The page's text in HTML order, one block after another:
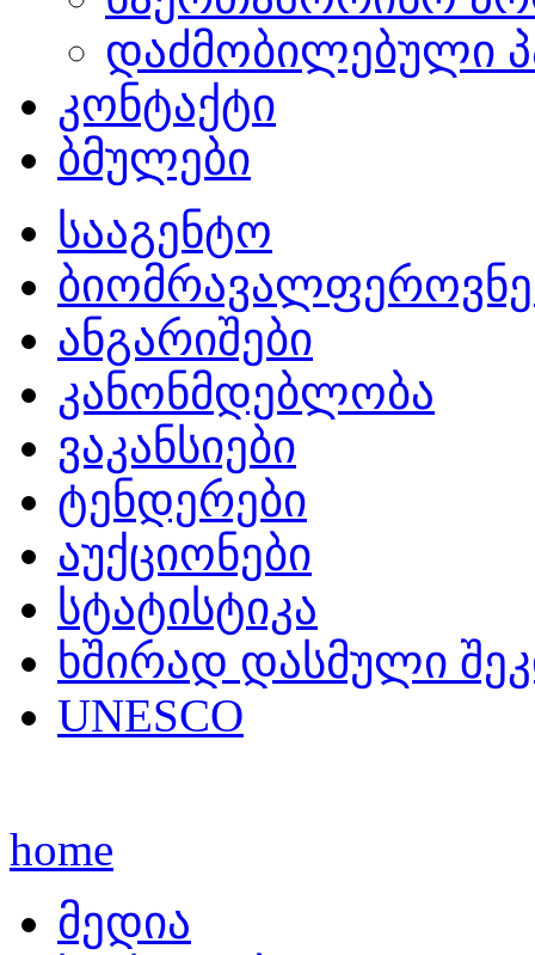
დაძმობილებული
კონტაქტი
ბმულები
სააგენტო
ანგარიშები
კანონმდებლობა
ვაკანსიები
ტენდერები
აუქციონები
სტატისტიკა
ხშირად დასმული
UNESCO
home
მედია